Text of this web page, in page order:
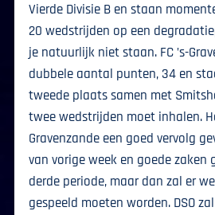
Vierde Divisie B en staan
20 wedstrijden op een
je natuurlijk niet staan. FC ’s-
dubbele aantal punten, 34 en
tweede plaats samen met
twee wedstrijden moet inhalen.
Gravenzande een goed vervolg
van vorige week en goede zaken
derde periode, maar dan zal er
gespeeld moeten worden. DSO